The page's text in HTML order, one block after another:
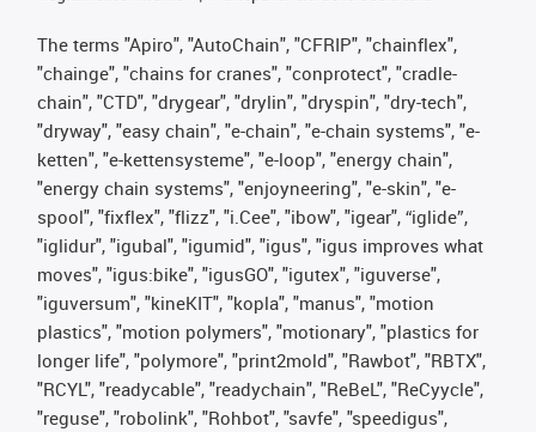
The terms "Apiro", "AutoChain", "CFRIP", "chainflex",
"chainge", "chains for cranes", "conprotect", "cradle-
chain", "CTD", "drygear", "drylin", "dryspin", "dry-tech",
"dryway", "easy chain", "e-chain", "e-chain systems", "e-
ketten", "e-kettensysteme", "e-loop", "energy chain",
"energy chain systems", "enjoyneering", "e-skin", "e-
spool", "fixflex", "flizz", "i.Cee", "ibow", "igear", “iglide”,
"iglidur", "igubal", "igumid", "igus", "igus improves what
moves", "igus:bike", "igusGO", "igutex", "iguverse",
"iguversum", "kineKIT", "kopla", "manus", "motion
plastics", "motion polymers", "motionary", "plastics for
longer life", "polymore", "print2mold", "Rawbot", "RBTX",
"RCYL", "readycable", "readychain", "ReBeL", "ReCyycle",
"reguse", "robolink", "Rohbot", "savfe", "speedigus",